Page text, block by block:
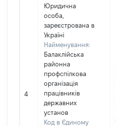
4
Юридична
особа,
зареєстрована в
Україні
Найменування:
Балаклійська
районна
профспілкова
організація
працівників
державних
установ
Код в Єдиному